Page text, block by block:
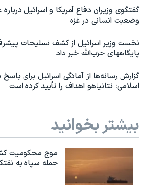
گفتگوی وزیران دفاع آمریکا و اسرائیل
وضعیت انسانی در غزه
نخست وزیر اسرائیل از کشف تسلیحات
پایگاههای حزب‌الله خبر داد
گزارش رسانه‌ها از آمادگی اسرائیل برای
اسلامی: نتانیاهو اهداف را تأیید کرده است
بیشتر بخوانید
موج محکومیت
حمله سپاه به